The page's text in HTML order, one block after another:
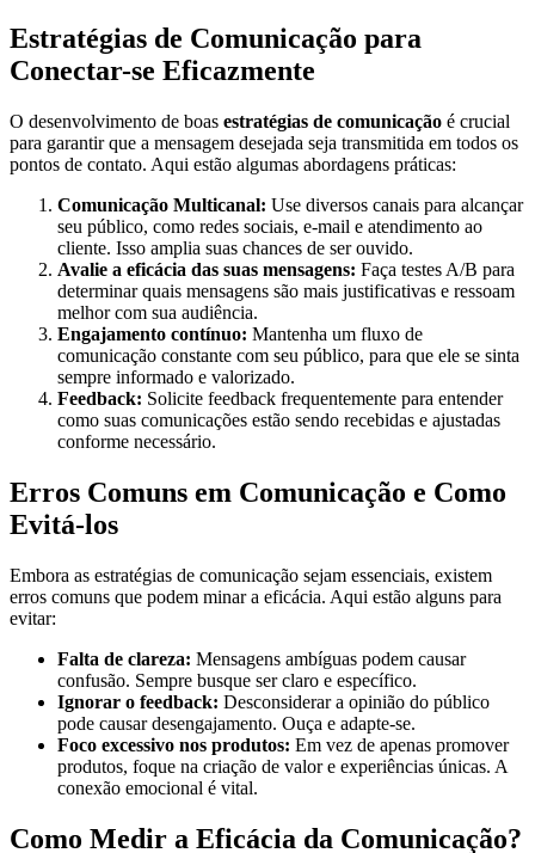
Estratégias de Comunicação para
Conectar-se Eficazmente
O desenvolvimento de boas estratégias de comunicação é crucial
para garantir que a mensagem desejada seja transmitida em todos os
pontos de contato. Aqui estão algumas abordagens práticas:
Comunicação Multicanal: Use diversos canais para alcançar
seu público, como redes sociais, e-mail e atendimento ao
cliente. Isso amplia suas chances de ser ouvido.
Avalie a eficácia das suas mensagens: Faça testes A/B para
determinar quais mensagens são mais justificativas e ressoam
melhor com sua audiência.
Engajamento contínuo: Mantenha um fluxo de
comunicação constante com seu público, para que ele se sinta
sempre informado e valorizado.
Feedback: Solicite feedback frequentemente para entender
como suas comunicações estão sendo recebidas e ajustadas
conforme necessário.
Erros Comuns em Comunicação e Como
Evitá-los
Embora as estratégias de comunicação sejam essenciais, existem
erros comuns que podem minar a eficácia. Aqui estão alguns para
evitar:
Falta de clareza: Mensagens ambíguas podem causar
confusão. Sempre busque ser claro e específico.
Ignorar o feedback: Desconsiderar a opinião do público
pode causar desengajamento. Ouça e adapte-se.
Foco excessivo nos produtos: Em vez de apenas promover
produtos, foque na criação de valor e experiências únicas. A
conexão emocional é vital.
Como Medir a Eficácia da Comunicação?